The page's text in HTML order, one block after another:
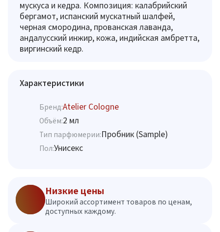
мускуса и кедра. Композиция: калабрийский
бергамот, испанский мускатный шалфей,
черная смородина, прованская лаванда,
андалусский инжир, кожа, индийская амбретта,
виргинский кедр.
Характеристики
Бренд:Atelier Cologne
Объём:2 мл
Тип парфюмерии:Пробник (Sample)
Пол:Унисекс
Низкие цены
Широкий ассортимент товаров по ценам,
доступных каждому.